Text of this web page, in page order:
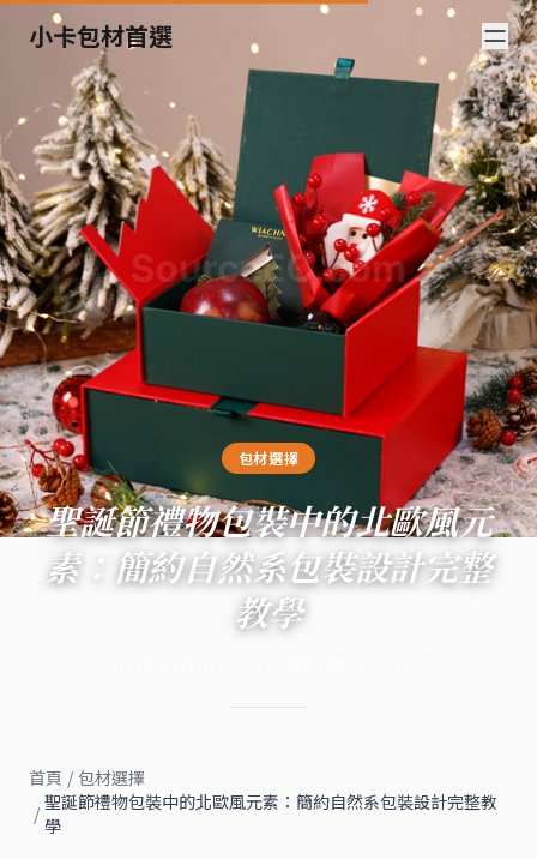
小卡包材首選
包材選擇
聖誕節禮物包裝中的北歐風元
素：簡約自然系包裝設計完整
教學
首頁 / 包材選擇
/ 聖誕節禮物包裝中的北歐風元素：簡約自然系包裝設計完整教
學